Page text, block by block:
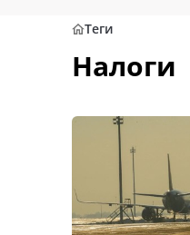
Теги
Налоги